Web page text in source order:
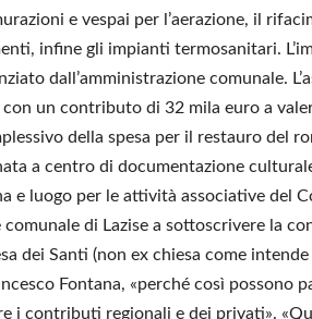
e vespai per l’aerazione, il
infine gli impianti termosanitari.
dall’amministrazione comunale.
un contributo di 32 mila euro a
della spesa per il restauro del
a centro di documentazione
e luogo per le attività associative del
comunale di Lazise a sottoscrivere la
dei Santi (non ex chiesa come
Fontana, «perché così possono
i contributi regionali e dei privati».